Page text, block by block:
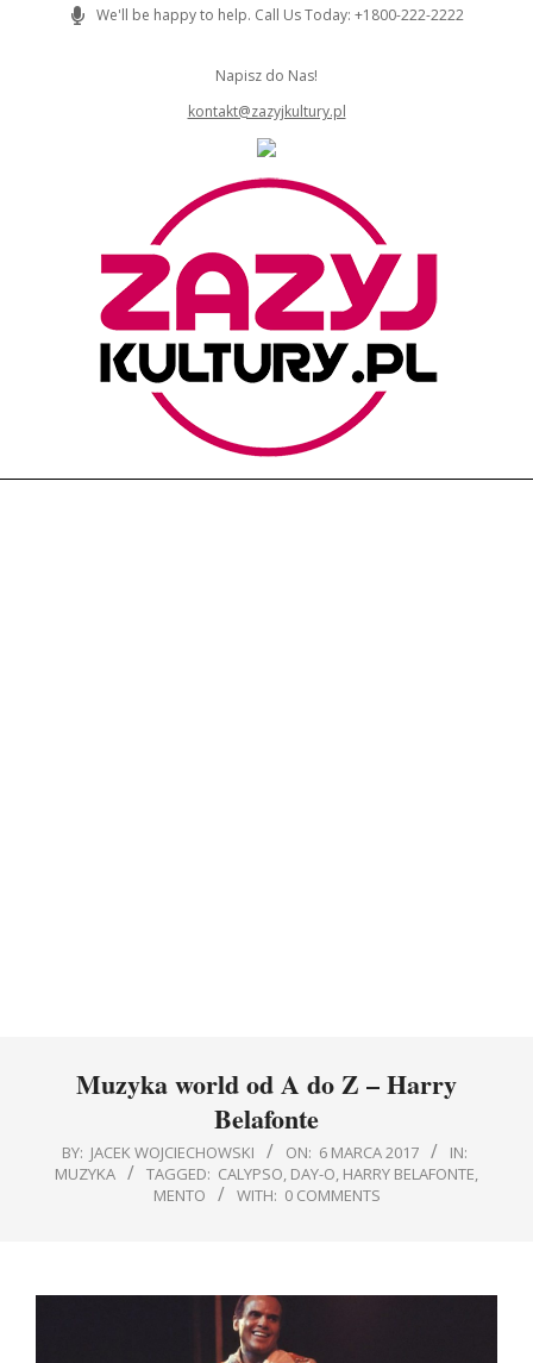
We'll be happy to help. Call Us Today: +1800-222-2222
Napisz do Nas!
kontakt@zazyjkultury.pl
ZAZYJKULTURY
Muzyka world od A do Z – Harry
Belafonte
BY: JACEK WOJCIECHOWSKI ON: 6 MARCA 2017
IN:
MUZYKA
TAGGED: CALYPSO, DAY-O, HARRY BELAFONTE,
MENTO
WITH: 0 COMMENTS